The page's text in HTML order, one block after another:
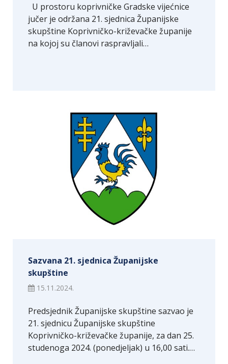
U prostoru koprivničke Gradske vijećnice
jučer je održana 21. sjednica Županijske
skupštine Koprivničko-križevačke županije
na kojoj su članovi raspravljali…
Sazvana 21. sjednica Županijske
skupštine
15.11.2024.
Predsjednik Županijske skupštine sazvao je
21. sjednicu Županijske skupštine
Koprivničko-križevačke županije, za dan 25.
studenoga 2024. (ponedjeljak) u 16,00 sati.…